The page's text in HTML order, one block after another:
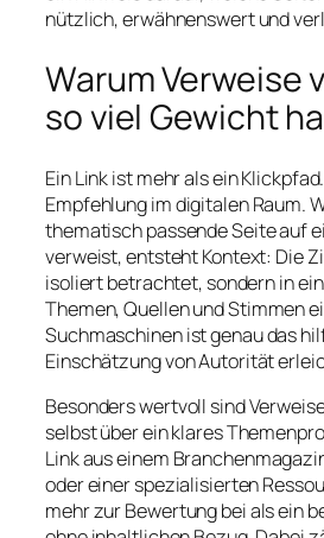
nützlich, erwähnenswert und
Warum Verweise
so viel Gewicht
Ein Link ist mehr als ein
Empfehlung im digitalen Raum.
thematisch passende Seite auf
verweist, entsteht Kontext: Die
isoliert betrachtet, sondern in
Themen, Quellen und Stimmen
Suchmaschinen ist genau das
Einschätzung von Autorität
Besonders wertvoll sind
selbst über ein klares
Link aus einem
oder einer spezialisierten
mehr zur Bewertung bei als ein